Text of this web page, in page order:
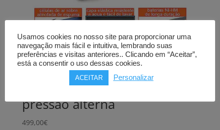
Almofada antiescaras
APEX SEDENS 500
pressão alterna
499,00€
Usamos cookies no nosso site para proporcionar uma
navegação mais fácil e intuitiva, lembrando suas
preferências e visitas anteriores.. Clicando em “Aceitar”,
está a consentir o uso dessas cookies.
ACEITAR Personalizar